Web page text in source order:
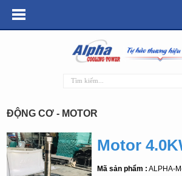
ĐỘNG CƠ - MOTOR
Motor
Mã sản phẩm : ALPHA-